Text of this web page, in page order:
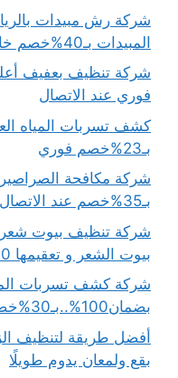
المبيدات بـ40%خصم خاص للمنازل والشقق والفلل
فوري عند الاتصال
بـ23%خصم فوري
شركة مكافحة
بـ35%خصم عند الاتصال للقضاء على الصراصير
بيوت الشعر و تعقيمها 100% اتصل بنا الان
شركة كشف تسربات
بضمان100%..بـ30%خصم فوري
أفضل طريقة لتنظيف
بقع ولمعان يدوم طويلًا